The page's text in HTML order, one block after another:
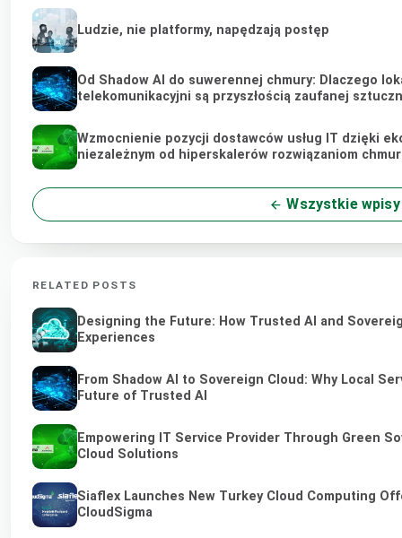
Ludzie, nie platformy, napędzają postęp
Od Shadow AI do suwerennej chmury: Dlaczego
telekomunikacyjni są przyszłością zaufanej
Wzmocnienie pozycji dostawców usług IT dzięki
niezależnym od hiperskalerów rozwiązaniom
Wszystkie wpisy
RELATED POSTS
Designing the Future: How Trusted AI and
Experiences
From Shadow AI to Sovereign Cloud: Why Local
Future of Trusted AI
Empowering IT Service Provider Through Green
Cloud Solutions
Siaflex Launches New Turkey Cloud Computing
CloudSigma